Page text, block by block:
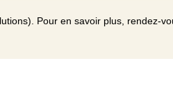
Pour en savoir plus, rendez-